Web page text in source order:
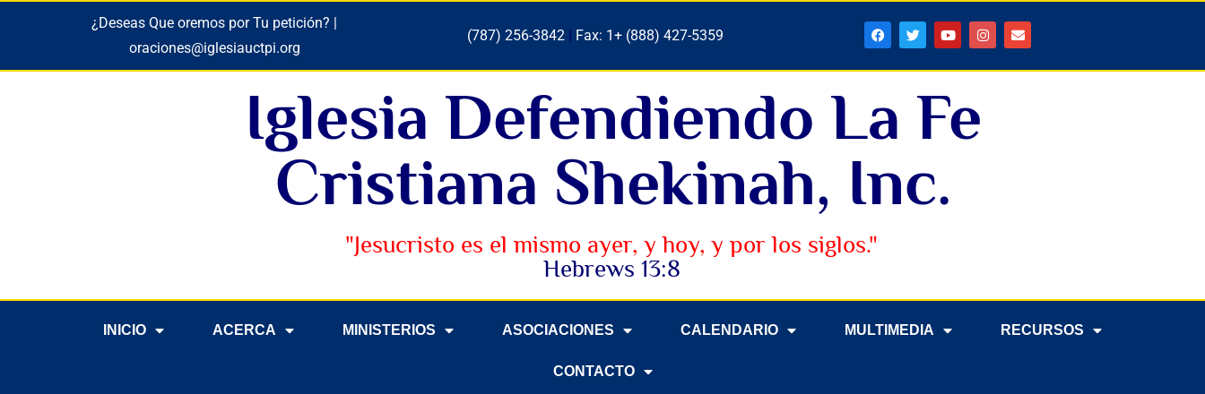
¿Deseas Que oremos por Tu petición? |
oraciones@iglesiauctpi.org
(787) 256-3842 | Fax: 1+ (888) 427-5359
Iglesia Defendiendo La Fe
Cristiana Shekinah, Inc.
"Jesucristo es el mismo ayer, y hoy, y por los siglos."
Hebrews 13:8
INICIO ACERCA MINISTERIOS ASOCIACIONES CALENDARIO MULTIMEDIA RECURSOS
CONTACTO